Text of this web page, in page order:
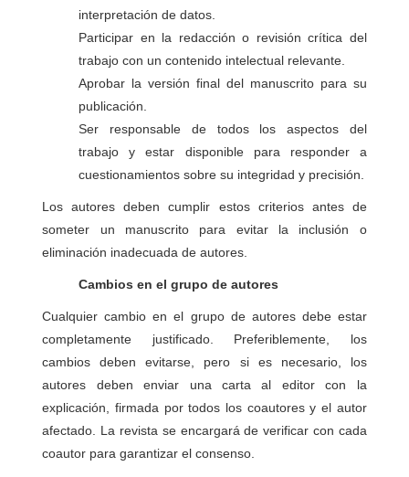
interpretación de datos.
Participar en la redacción o revisión crítica del
trabajo con un contenido intelectual relevante.
Aprobar la versión final del manuscrito para su
publicación.
Ser responsable de todos los aspectos del
trabajo y estar disponible para responder a
cuestionamientos sobre su integridad y precisión.
Los autores deben cumplir estos criterios antes de
someter un manuscrito para evitar la inclusión o
eliminación inadecuada de autores.
Cambios en el grupo de autores
Cualquier cambio en el grupo de autores debe estar
completamente justificado. Preferiblemente, los
cambios deben evitarse, pero si es necesario, los
autores deben enviar una carta al editor con la
explicación, firmada por todos los coautores y el autor
afectado. La revista se encargará de verificar con cada
coautor para garantizar el consenso.